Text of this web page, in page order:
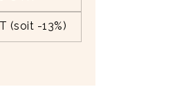
(soit -13%)